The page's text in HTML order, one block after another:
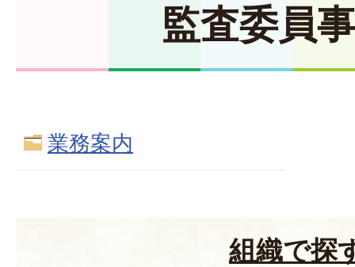
監査委員
業務案内
組織で探